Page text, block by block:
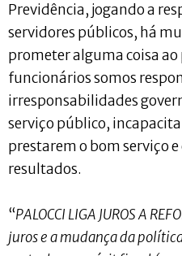
Previdência, jogando a
servidores públicos, há
prometer alguma coisa ao
funcionários somos
irresponsabilidades
serviço público,
prestarem o bom serviço
resultados.
“PALOCCI LIGA JUROS A
juros e a mudança da